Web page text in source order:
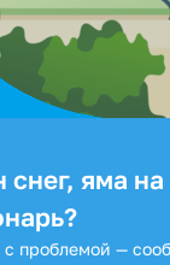
снег, яма
с проблемой —